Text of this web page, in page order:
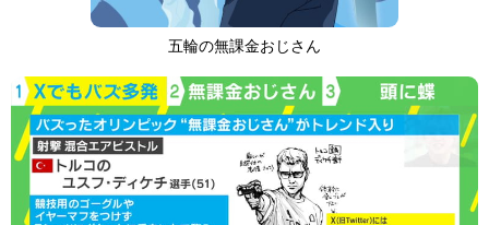
五輪の無課金おじさん